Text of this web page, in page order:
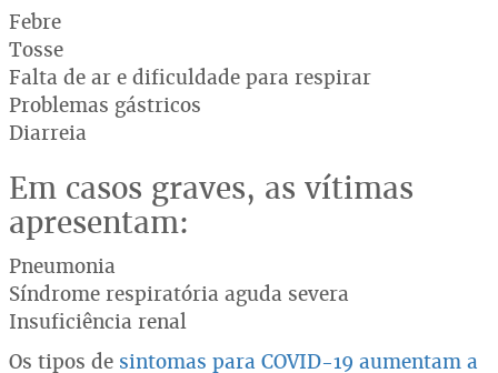
Febre
Tosse
Falta de ar e dificuldade para respirar
Problemas gástricos
Diarreia
Em casos graves, as vítimas
apresentam:
Pneumonia
Síndrome respiratória aguda severa
Insuficiência renal
Os tipos de sintomas para COVID-19 aumentam a